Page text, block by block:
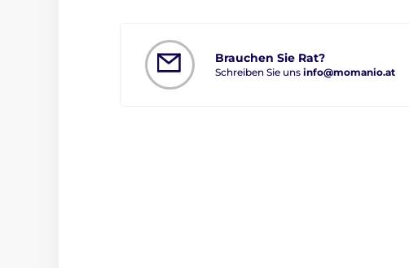
Brauchen Sie Rat?
Schreiben Sie uns info@momanio.at